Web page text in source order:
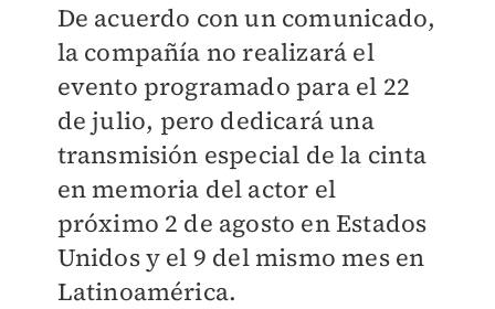
De acuerdo con un comunicado,
la compañía no realizará el
evento programado para el 22
de julio, pero dedicará una
transmisión especial de la cinta
en memoria del actor el
próximo 2 de agosto en Estados
Unidos y el 9 del mismo mes en
Latinoamérica.